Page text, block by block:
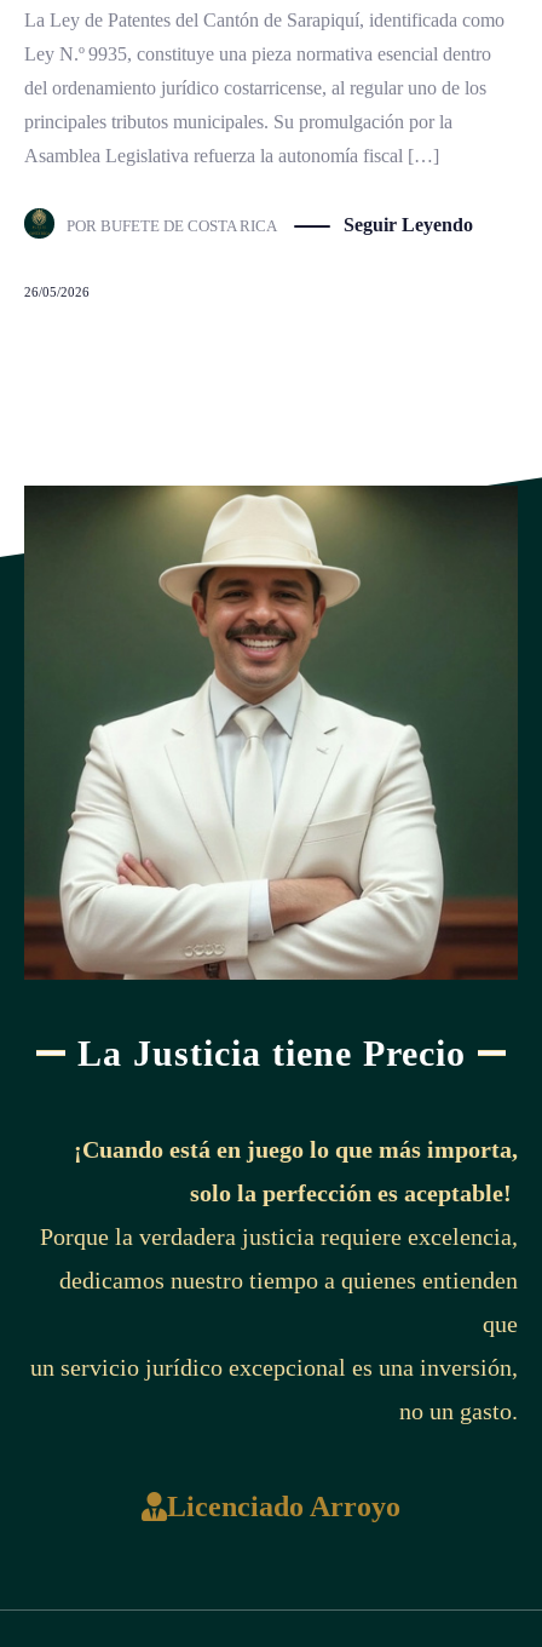
La Ley de Patentes del Cantón de Sarapiquí, identificada como
Ley N.º 9935, constituye una pieza normativa esencial dentro
del ordenamiento jurídico costarricense, al regular uno de los
principales tributos municipales. Su promulgación por la
Asamblea Legislativa refuerza la autonomía fiscal […]
POR BUFETE DE COSTA RICA Seguir Leyendo
26/05/2026
La Justicia tiene Precio
¡Cuando está en juego lo que más importa,
solo la perfección es aceptable!
Porque la verdadera justicia requiere excelencia,
dedicamos nuestro tiempo a quienes entienden
que
un servicio jurídico excepcional es una inversión,
no un gasto.
Licenciado Arroyo